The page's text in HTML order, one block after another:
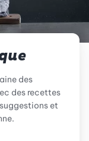
des
des recettes
et